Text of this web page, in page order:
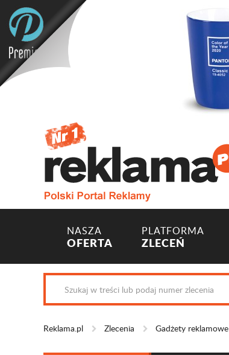
NASZA
OFERTA
PLATFORMA
ZLECEŃ
Reklama.pl Zlecenia Gadżety reklamowe